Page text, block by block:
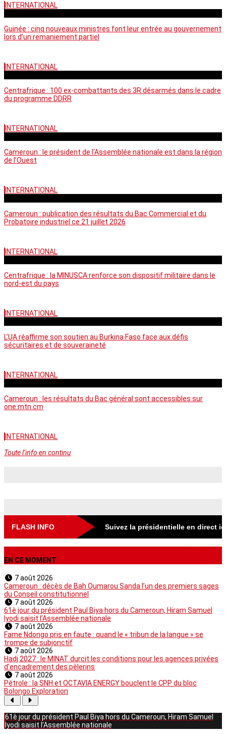
INTERNATIONAL
Guinée : cinq nouveaux ministres font leur entrée au gouvernement
lors d’un remaniement partiel
INTERNATIONAL
Centrafrique : 100 ex-combattants des 3R désarmés dans le cadre
du programme DDRR
INTERNATIONAL
Cameroun : le président de l’Assemblée nationale est dans la région
de l’Ouest
INTERNATIONAL
Cameroun : publication des résultats du Bac Commercial et du
Probatoire industriel ce 21 juillet 2026
INTERNATIONAL
Centrafrique : la MINUSCA renforce son dispositif militaire dans le
nord-est du pays
INTERNATIONAL
L’UA réaffirme son soutien au Burkina Faso face aux défis
sécuritaires et de souveraineté
INTERNATIONAL
Cameroun : les résultats du Bac général sont accessibles sur
one.mtn.cm
INTERNATIONAL
Toute l’info en continu
FLASH INFO Suivez la présidentielle en direct
EN CE MOMENT
7 août 2026
Cameroun : décès de Bah Oumarou Sanda l’un des premiers sages
du Conseil constitutionnel
7 août 2026
61è jour du président Paul Biya hors du Cameroun, Hiram Samuel
Iyodi saisit l’Assemblée nationale
7 août 2026
Fame Ndongo pris en faute : quand le « tribun de la langue » se
trompe de subjonctif
7 août 2026
Hadj 2027 : le MINAT durcit les conditions pour les agences privées
d’encadrement des pèlerins
7 août 2026
Pétrole : la SNH et OCTAVIA ENERGY bouclent le CPP du bloc
Bolongo Exploration
61è jour du président Paul Biya hors du Cameroun, Hiram Samuel
Iyodi saisit l’Assemblée nationale